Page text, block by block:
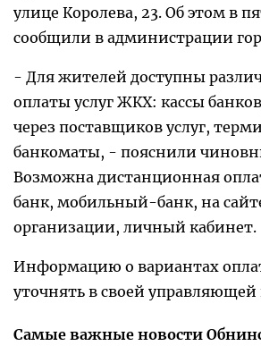
улице Королева, 23. Об этом в
сообщили в администрации
- Для жителей доступны
оплаты услуг ЖКХ: кассы
через поставщиков услуг,
банкоматы, - пояснили
Возможна дистанционная
банк, мобильный-банк, на
организации, личный кабинет.
Информацию о вариантах
уточнять в своей
Самые важные новости